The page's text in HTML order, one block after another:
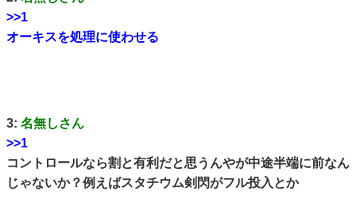
>>1
オーキスを処理に使わせる
3: 名無しさん
>>1
コントロールなら割と有利だと思うんやが中途半端に前なん
じゃないか？例えばスタチウム剣閃がフル投入とか